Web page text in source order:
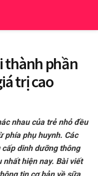
thành phần
trị cao
nhau của trẻ nhỏ đều
phía phụ huynh. Các
dinh dưỡng thông
hiện nay. Bài viết